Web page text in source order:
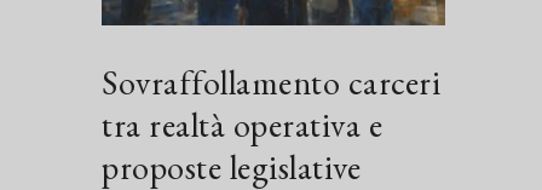
Sovraffollamento carceri
tra realtà operativa e
proposte legislative